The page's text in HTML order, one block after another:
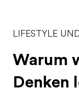
LIFESTYLE
Warum
Denken